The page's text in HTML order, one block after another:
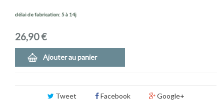
délai de fabrication: 5 à 14j
26,90 €
Ajouter au panier
Tweet Facebook Google+